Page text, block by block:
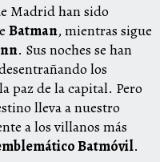
Madrid han sido
Batman, mientras sigue
. Sus noches se han
los
paz de la capital. Pero
lleva a nuestro
a los villanos más
Batmóvil.